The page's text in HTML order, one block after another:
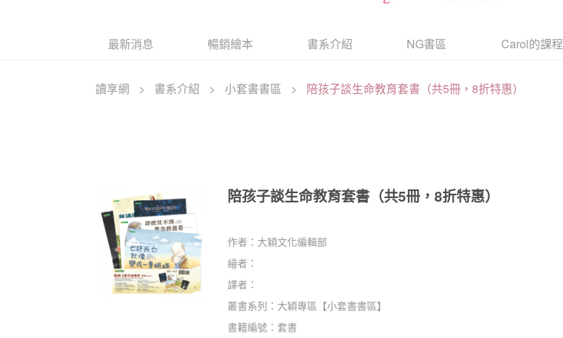
最新消息 暢銷繪本 書系介紹 NG書區 Carol的課程
讀享網 > 書系介紹 > 小套書書區 > 陪孩子談生命教育套書（共5冊，8折特惠）
陪孩子談生命教育套書（共5冊，8折特惠）
作者： 大穎文化編輯部
繪者：
譯者：
叢書系列： 大穎專區 【小套書書區】
書籍編號： 套書